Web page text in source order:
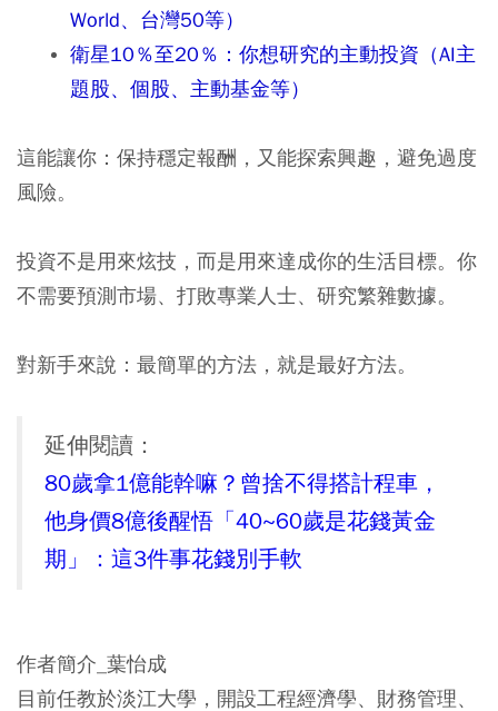
World、台灣50等）
衛星10％至20％：你想研究的主動投資（AI主
題股、個股、主動基金等）
這能讓你：保持穩定報酬，又能探索興趣，避免過度
風險。
投資不是用來炫技，而是用來達成你的生活目標。你
不需要預測市場、打敗專業人士、研究繁雜數據。
對新手來說：最簡單的方法，就是最好方法。
延伸閱讀：
80歲拿1億能幹嘛？曾捨不得搭計程車，
他身價8億後醒悟「40~60歲是花錢黃金
期」：這3件事花錢別手軟
作者簡介_葉怡成
目前任教於淡江大學，開設工程經濟學、財務管理、